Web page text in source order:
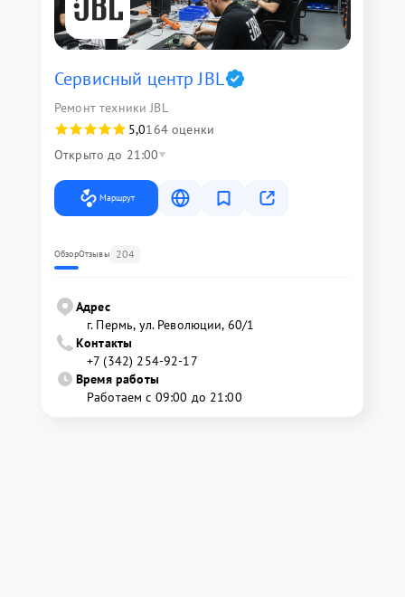
Сервисный центр JBL
Ремонт техники JBL
5,0164 оценки
Открыто до 21:00
Маршрут
ОбзорОтзывы 204
Адрес
г. Пермь, ул. ​Революции, 60/1
Контакты
+7 (342) 254-92-17
Время работы
Работаем с 09:00 до 21:00